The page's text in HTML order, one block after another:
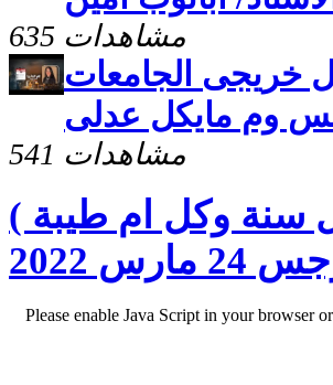
635 مشاهدات
خريجى الجامعات
وم مايكل عدلى
541 مشاهدات
سنة وكل ام طيبة )
2022
Please enable Java Script in your browser